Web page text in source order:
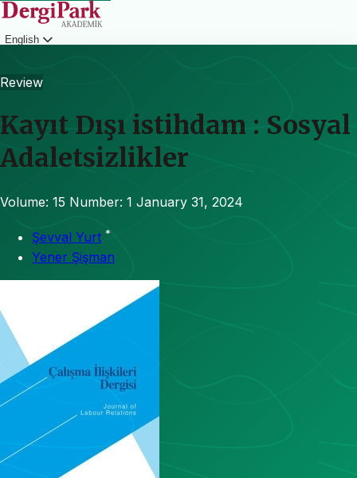
English
Review
Kayıt Dışı istihdam : Sosyal
Adaletsizlikler
Volume: 15 Number: 1 January 31, 2024
Şevval Yurt *
Yener Şişman